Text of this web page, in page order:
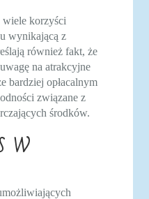
korzyści
wynikającą z
również fakt, że
na atrakcyjne
bardziej opłacalnym
związane z
środków.
w